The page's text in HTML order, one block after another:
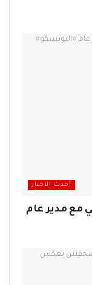
أحدث الاخبار
مع مدير عام